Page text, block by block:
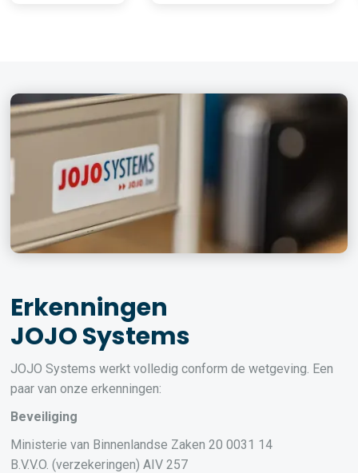
Erkenningen
JOJO Systems
JOJO Systems werkt volledig conform de wetgeving. Een
paar van onze erkenningen:
Beveiliging
Ministerie van Binnenlandse Zaken 20 0031 14
B.V.V.O. (verzekeringen) AIV 257